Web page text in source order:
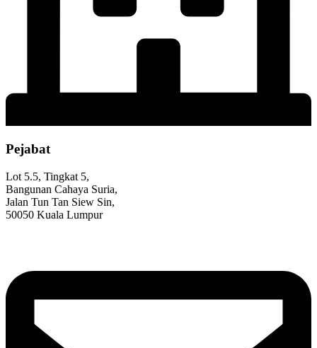
Pejabat
Lot 5.5, Tingkat 5,
Bangunan Cahaya Suria,
Jalan Tun Tan Siew Sin,
50050 Kuala Lumpur